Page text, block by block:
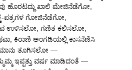
ಹೊರಟದ್ದು ಖಾಲಿ ಮೇಜಿನೆಡೆಗೋ,
ಪತ್ರಗಳ ಗೋಜಿನೆಡೆಗೋ,
ಉಳಿಸಲೋ, ಗಣಿತ ಕಲಿಸಲೋ,
ಕಿರಾಣಿ ಅಂಗಡಿಯಲ್ಲಿ ಕಾಸನೆಣಿಸಿ
ತೂಗಿಸಲೋ —
ಇಪ್ಪತ್ತು ವರ್ಷ ಮಾಡಿದಂತೆ —